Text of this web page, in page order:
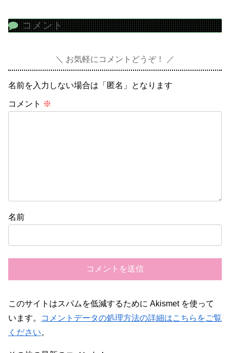
コメント
お気軽にコメントどうぞ！
名前を入力しない場合は「匿名」となります
コメント ※
名前
このサイトはスパムを低減するために Akismet を使って
います。
コメントデータの処理方法の詳細はこちらをご覧
ください。